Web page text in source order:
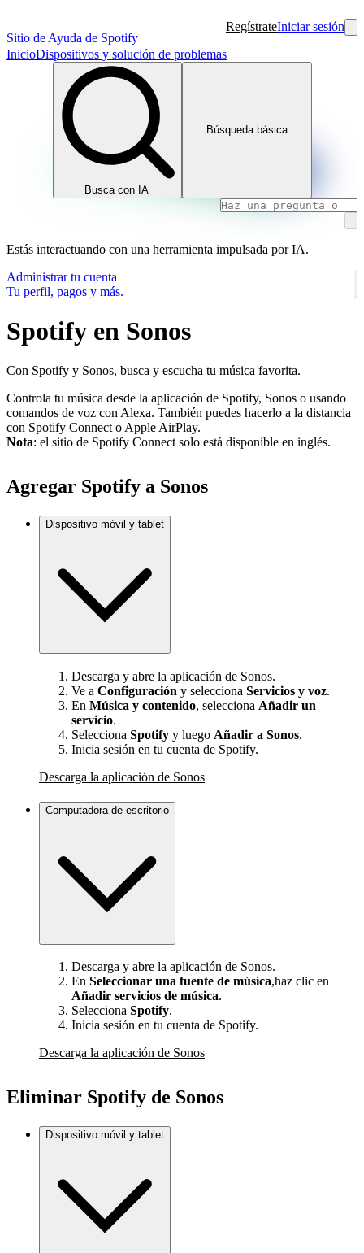
Sitio de Ayuda de Spotify
RegístrateIniciar sesión
InicioDispositivos y solución de problemas
Busca con IA
Búsqueda básica
Estás interactuando con una herramienta impulsada por IA.
Administrar tu cuenta
Tu perfil, pagos y más.
Spotify en Sonos
Con Spotify y Sonos, busca y escucha tu música favorita.
Controla tu música desde la aplicación de Spotify, Sonos o usando
comandos de voz con Alexa. También puedes hacerlo a la distancia
con Spotify Connect o Apple AirPlay.
Nota: el sitio de Spotify Connect solo está disponible en inglés.
Agregar Spotify a Sonos
Dispositivo móvil y tablet
Descarga y abre la aplicación de Sonos.
Ve a Configuración y selecciona Servicios y voz.
En Música y contenido, selecciona Añadir un
servicio.
Selecciona Spotify y luego Añadir a Sonos.
Inicia sesión en tu cuenta de Spotify.
Descarga la aplicación de Sonos
Computadora de escritorio
Descarga y abre la aplicación de Sonos.
En Seleccionar una fuente de música,haz clic en
Añadir servicios de música.
Selecciona Spotify.
Inicia sesión en tu cuenta de Spotify.
Descarga la aplicación de Sonos
Eliminar Spotify de Sonos
Dispositivo móvil y tablet